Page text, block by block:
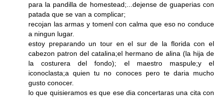
para la pandilla de homestead;...dejense de guaperias con
patada que se van a complicar;
recojan las armas y tomenl con calma que eso no conduce
a ningun lugar.
estoy preparando un tour en el sur de la florida con el
cabezon patron del catalina;el hermano de alina (la hija de
la costurera del fondo); el maestro maspule;y el
iconoclasta;a quien tu no conoces pero te daria mucho
gusto conocer.
lo que quisieramos es que ese dia concertaras una cita con